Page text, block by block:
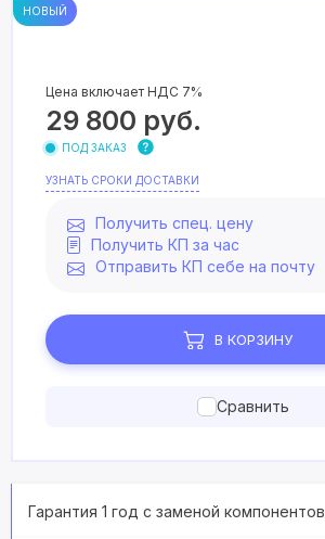
НОВЫЙ
Цена включает НДС 7%
29 800 руб.
ПОД ЗАКАЗ
УЗНАТЬ СРОКИ ДОСТАВКИ
Получить спец. цену
Получить КП за час
Отправить КП себе на почту
В КОРЗИНУ
Сравнить
Гарантия 1 год с заменой компонентов